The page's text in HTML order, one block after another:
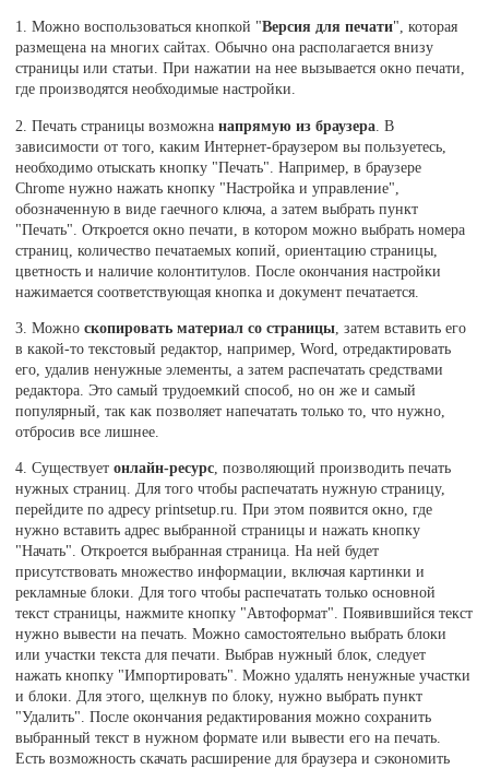
1. Можно воспользоваться кнопкой "Версия для печати", которая
размещена на многих сайтах. Обычно она располагается внизу
страницы или статьи. При нажатии на нее вызывается окно печати,
где производятся необходимые настройки.
2. Печать страницы возможнанапрямую из браузера . В
зависимости от того, каким Интернет-браузером вы пользуетесь,
необходимо отыскать кнопку "Печать". Например, в браузере
Chrome нужно нажать кнопку "Настройка и управление",
обозначенную в виде гаечного ключа, а затем выбрать пункт
"Печать". Откроется окно печати, в котором можно выбрать номера
страниц, количество печатаемых копий, ориентацию страницы,
цветность и наличие колонтитулов. После окончания настройки
нажимается соответствующая кнопка и документ печатается.
3. Можноскопировать материал со страницы , затем вставить его
в какой-то текстовый редактор, например, Word, отредактировать
его, удалив ненужные элементы, а затем распечатать средствами
редактора. Это самый трудоемкий способ, но он же и самый
популярный, так как позволяет напечатать только то, что нужно,
отбросив все лишнее.
4. Существуетонлайн-ресурс, позволяющий производить печать
нужных страниц. Для того чтобы распечатать нужную страницу,
перейдите по адресу printsetup.ru. При этом появится окно, где
нужно вставить адрес выбранной страницы и нажать кнопку
"Начать". Откроется выбранная страница. На ней будет
присутствовать множество информации, включая картинки и
рекламные блоки. Для того чтобы распечатать только основной
текст страницы, нажмите кнопку "Автоформат". Появившийся текст
нужно вывести на печать. Можно самостоятельно выбрать блоки
или участки текста для печати. Выбрав нужный блок, следует
нажать кнопку "Импортировать". Можно удалять ненужные участки
и блоки. Для этого, щелкнув по блоку, нужно выбрать пункт
"Удалить". После окончания редактирования можно сохранить
выбранный текст в нужном формате или вывести его на печать.
Есть возможность скачать расширение для браузера и сэкономить